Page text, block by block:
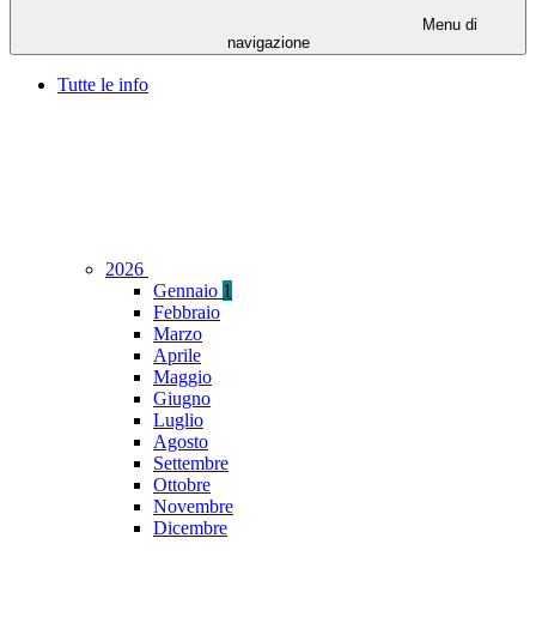
Menu di
navigazione
Tutte le info
2026
Gennaio 1
Febbraio
Marzo
Aprile
Maggio
Giugno
Luglio
Agosto
Settembre
Ottobre
Novembre
Dicembre